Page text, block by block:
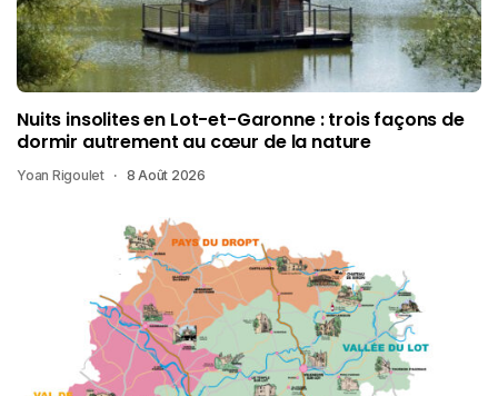
Nuits insolites en Lot-et-Garonne : trois façons de
dormir autrement au cœur de la nature
Yoan Rigoulet 8 Août 2026